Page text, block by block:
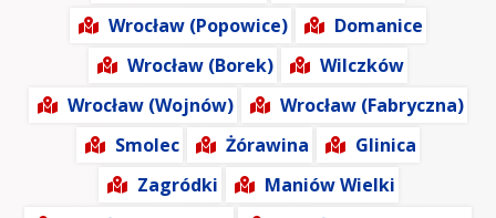
Wrocław (Popowice)
Domanice
Wrocław (Borek)
Wilczków
Wrocław (Wojnów)
Wrocław (Fabryczna)
Smolec
Żórawina
Glinica
Zagródki
Maniów Wielki